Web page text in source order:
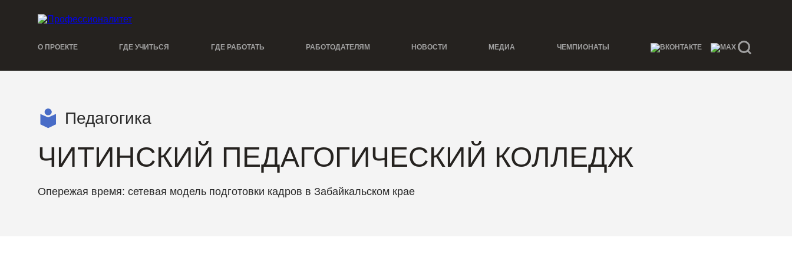
О ПРОЕКТЕ ГДЕ УЧИТЬСЯ ГДЕ РАБОТАТЬ РАБОТОДАТЕЛЯМ НОВОСТИ МЕДИА ЧЕМПИОНАТЫ
Педагогика
ЧИТИНСКИЙ ПЕДАГОГИЧЕСКИЙ КОЛЛЕДЖ
Опережая время: сетевая модель подготовки кадров в Забайкальском крае